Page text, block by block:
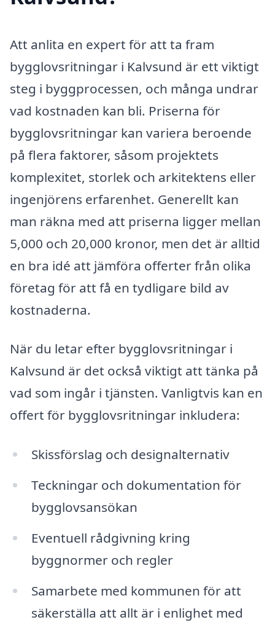
Att anlita en expert för att ta fram
bygglovsritningar i Kalvsund är ett viktigt
steg i byggprocessen, och många undrar
vad kostnaden kan bli. Priserna för
bygglovsritningar kan variera beroende
på flera faktorer, såsom projektets
komplexitet, storlek och arkitektens eller
ingenjörens erfarenhet. Generellt kan
man räkna med att priserna ligger mellan
5,000 och 20,000 kronor, men det är alltid
en bra idé att jämföra offerter från olika
företag för att få en tydligare bild av
kostnaderna.
När du letar efter bygglovsritningar i
Kalvsund är det också viktigt att tänka på
vad som ingår i tjänsten. Vanligtvis kan en
offert för bygglovsritningar inkludera:
Skissförslag och designalternativ
Teckningar och dokumentation för
bygglovsansökan
Eventuell rådgivning kring
byggnormer och regler
Samarbete med kommunen för att
säkerställa att allt är i enlighet med